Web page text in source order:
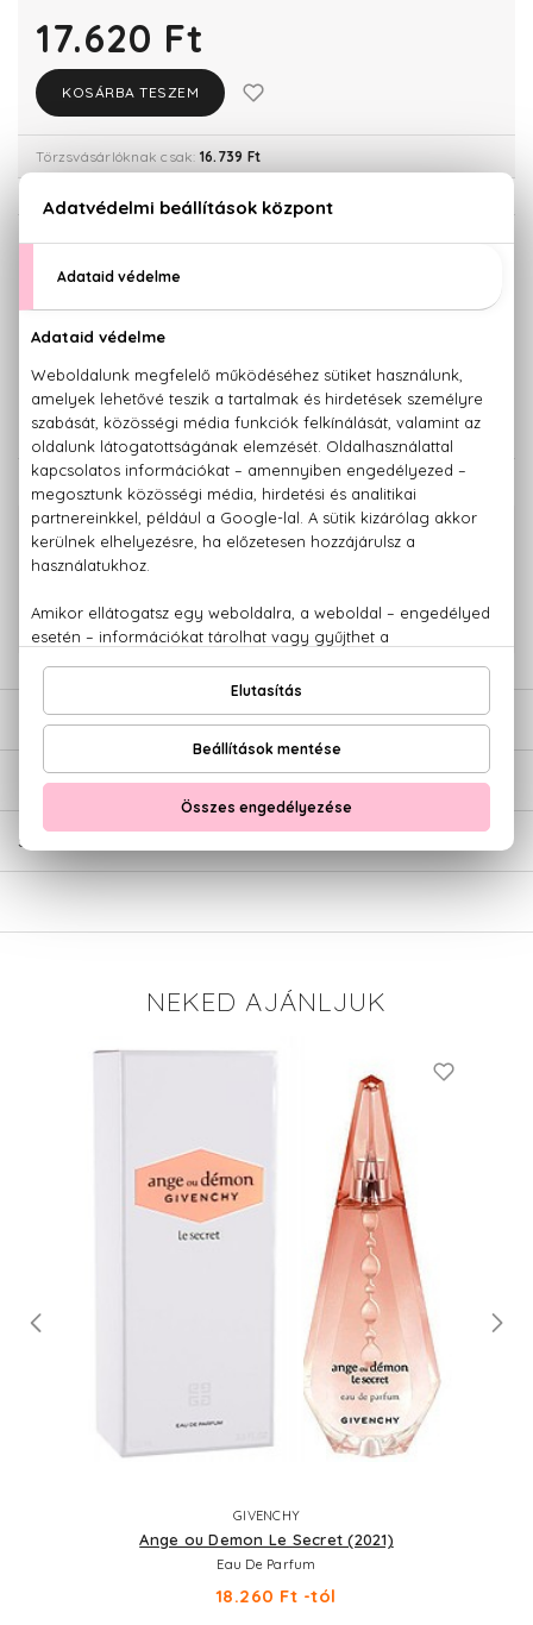
17.620 Ft
KOSÁRBA TESZEM
Törzsvásárlóknak csak: 16.739 Ft
KISZERELÉS KIVÁLASZTÁSA
23.090 Ft
33.750 Ft
KAPCSOLÓDÓ TERMÉKEK
100% eredeti termékek, 14 napos visszaküldési garanciával
779 1926
LEÍRÁS
ÉRTÉKELÉSEK (0)
SZÁLLÍTÁS
NEKED AJÁNLJUK
GIVENCHY
Ange ou Demon Le Secret (2021)
Eau De Parfum
18.260 Ft -tól